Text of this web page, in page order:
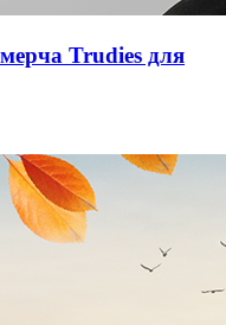
Trudies для